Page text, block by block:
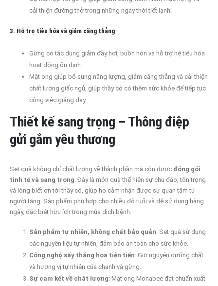
cải thiện đường thở trong những ngày thời tiết lạnh.
3. Hỗ trợ tiêu hóa và giảm căng thẳng
Gừng có tác dụng giảm đầy hơi, buồn nôn và hỗ trợ hệ tiêu hóa
hoạt động ổn định.
Mật ong giúp bổ sung năng lượng, giảm căng thẳng và cải thiện
chất lượng giấc ngủ, giúp thầy cô có thêm sức khỏe để tiếp tục
công việc giảng dạy.
Thiết kế sang trọng – Thông điệp
gửi gắm yêu thương
Set quà không chỉ chất lượng về thành phần mà còn được đóng gói
tinh tế và sang trọng . Đây là món quà thể hiện sự chu đáo, tôn trọng
và lòng biết ơn tới thầy cô, giúp họ cảm nhận được sự quan tâm từ
người tặng. Sản phẩm phù hợp cho nhiều độ tuổi và dễ sử dụng hàng
ngày, đặc biệt hữu ích trong mùa dịch bệnh.
Sản phẩm tự nhiên, không chất bảo quản: Set quà sử dụng
các nguyên liệu tự nhiên, đảm bảo an toàn cho sức khỏe.
Công nghệ sấy thăng hoa tiên tiến: Giữ nguyên dưỡng chất
và hương vị tự nhiên của chanh và gừng.
Sự cam kết về chất lượng: Mật ong Monabee đạt chuẩn xuất